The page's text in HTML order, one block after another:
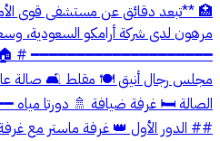
🏥 **تبعد دقائق عن مستشفى قوى
مرهون لدى شركة أرامكو السعودية،
━━━━━━━━━━━━━━━━━━━━ # 🏠
مجلس رجال أنيق 🍽️ مقلط 🛋️ صالة
الصالة 🛏️ غرفة ضيافة 🚿 دورتا
## الدور الأول 👑 غرفة ماستر مع